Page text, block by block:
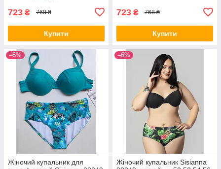
723 ₴ 768 ₴
Купити
723 ₴ 768 ₴
Купити
–6%
Жіночий купальник для
–6%
Жіночий купальник Sisianna